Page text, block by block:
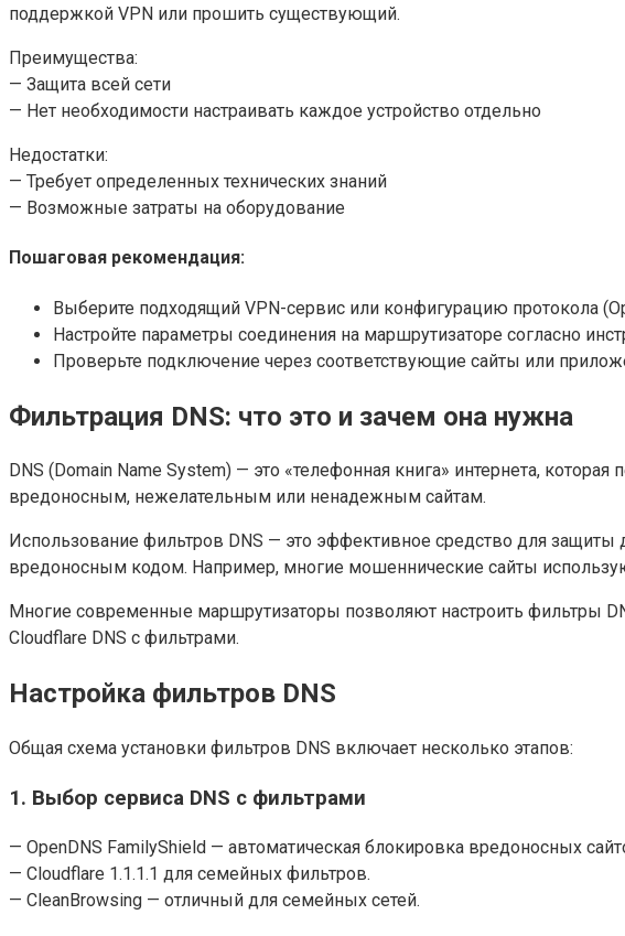
поддержкой VPN или прошить существующий.
Преимущества:
— Защита всей сети
— Нет необходимости настраивать каждое устройство отдельно
Недостатки:
— Требует определенных технических знаний
— Возможные затраты на оборудование
Пошаговая рекомендация:
Выберите подходящий VPN-сервис или конфигурацию протокола
Настройте параметры соединения на маршрутизаторе согласно
Проверьте подключение через соответствующие сайты или
Фильтрация DNS: что это и зачем она нужна
DNS (Domain Name System) — это «телефонная книга» интернета,
вредоносным, нежелательным или ненадежным сайтам.
Использование фильтров DNS — это эффективное средство для защиты
вредоносным кодом. Например, многие мошеннические сайты
Многие современные маршрутизаторы позволяют настроить фильтры
Cloudflare DNS с фильтрами.
Настройка фильтров DNS
Общая схема установки фильтров DNS включает несколько этапов:
1. Выбор сервиса DNS с фильтрами
— OpenDNS FamilyShield — автоматическая блокировка вредоносных
— Cloudflare 1.1.1.1 для семейных фильтров.
— CleanBrowsing — отличный для семейных сетей.